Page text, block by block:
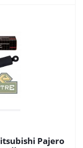
Pajero